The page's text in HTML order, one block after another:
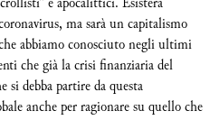
ma sarà un capitalismo
abbiamo conosciuto negli ultimi
che già la crisi finanziaria del
debba partire da questa
anche per ragionare su quello che